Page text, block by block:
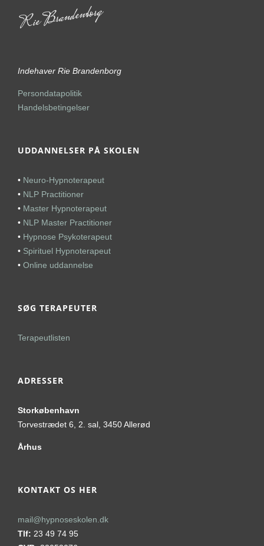
Indehaver Rie Brandenborg
Persondatapolitik
Handelsbetingelser
UDDANNELSER PÅ SKOLEN
• Neuro-Hypnoterapeut
• NLP Practitioner
• Master Hypnoterapeut
• NLP Master Practitioner
• Hypnose Psykoterapeut
• Spirituel Hypnoterapeut
• Online uddannelse
SØG TERAPEUTER
Terapeutlisten
ADRESSER
Storkøbenhavn
Torvestrædet 6, 2. sal, 3450 Allerød
Århus
KONTAKT OS HER
mail@hypnoseskolen.dk
Tlf: 23 49 74 95